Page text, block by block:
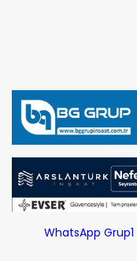
WhatsApp Grup1